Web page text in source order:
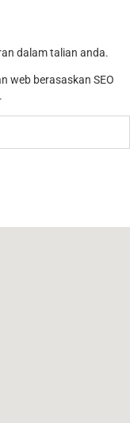
dalam talian anda.
web berasaskan SEO